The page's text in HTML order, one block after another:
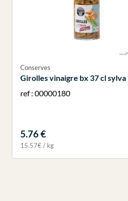
Conserves
Girolles vinaigre bx 37 cl sylva
ref : 00000180
5.76 €
15.57€ / kg